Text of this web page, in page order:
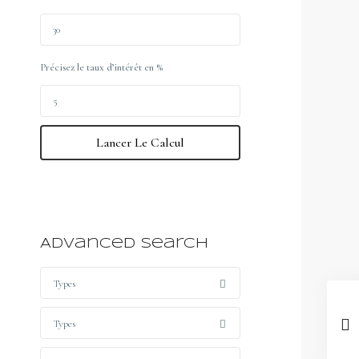
Précisez le taux d’intérêt en %
Lancer Le Calcul
Advanced Search
Types
Types